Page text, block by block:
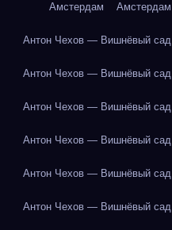
Амстердам Амстердам
Антон Чехов — Вишнёвый сад
Антон Чехов — Вишнёвый сад
Антон Чехов — Вишнёвый сад
Антон Чехов — Вишнёвый сад
Антон Чехов — Вишнёвый сад
Антон Чехов — Вишнёвый сад